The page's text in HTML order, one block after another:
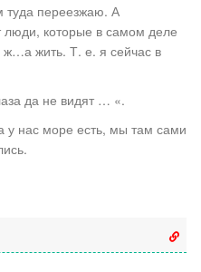
туда переезжаю. А
люди, которые в самом деле
ж…а жить. Т. е. я сейчас в
да не видят … «.
у нас море есть, мы там сами